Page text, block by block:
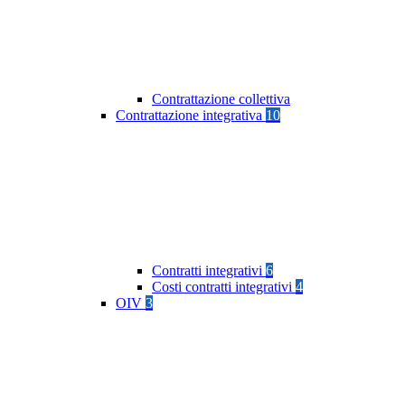
Contrattazione collettiva
Contrattazione integrativa 10
Contratti integrativi 6
Costi contratti integrativi 4
OIV 3